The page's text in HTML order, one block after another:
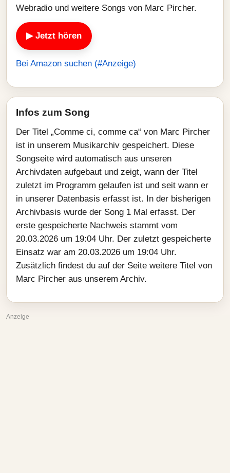
Webradio und weitere Songs von Marc Pircher.
▶ Jetzt hören
Bei Amazon suchen (#Anzeige)
Infos zum Song
Der Titel „Comme ci, comme ca“ von Marc Pircher
ist in unserem Musikarchiv gespeichert. Diese
Songseite wird automatisch aus unseren
Archivdaten aufgebaut und zeigt, wann der Titel
zuletzt im Programm gelaufen ist und seit wann er
in unserer Datenbasis erfasst ist. In der bisherigen
Archivbasis wurde der Song 1 Mal erfasst. Der
erste gespeicherte Nachweis stammt vom
20.03.2026 um 19:04 Uhr. Der zuletzt gespeicherte
Einsatz war am 20.03.2026 um 19:04 Uhr.
Zusätzlich findest du auf der Seite weitere Titel von
Marc Pircher aus unserem Archiv.
Anzeige